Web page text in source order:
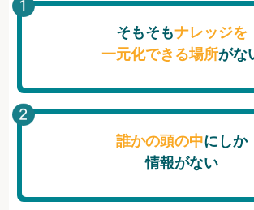
そもそもナレッジを
一元化できる場所がな
誰かの頭の中にしか
情報がない